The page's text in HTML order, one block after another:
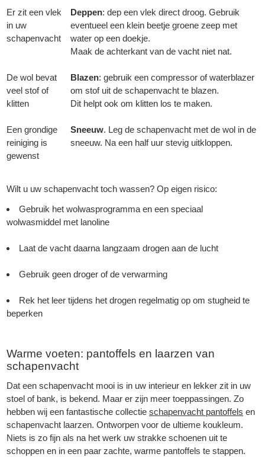
Er zit een vlek
in uw
schapenvacht
Deppen: dep een vlek direct droog. Gebruik
eventueel een klein beetje groene zeep met
water op een doekje.
Maak de achterkant van de vacht niet nat.
De wol bevat
veel stof of
klitten
Blazen: gebruik een compressor of waterblazer
om stof uit de schapenvacht te blazen.
Dit helpt ook om klitten los te maken.
Een grondige
reiniging is
gewenst
Sneeuw. Leg de schapenvacht met de wol in de
sneeuw. Na een half uur stevig uitkloppen.
Wilt u uw schapenvacht toch wassen? Op eigen risico:
Gebruik het wolwasprogramma en een speciaal
wolwasmiddel met lanoline
Laat de vacht daarna langzaam drogen aan de lucht
Gebruik geen droger of de verwarming
Rek het leer tijdens het drogen regelmatig op om stugheid te
beperken
Warme voeten: pantoffels en laarzen van
schapenvacht
Dat een schapenvacht mooi is in uw interieur en lekker zit in uw
stoel of bank, is bekend. Maar er zijn meer toeppassingen. Zo
hebben wij een fantastische collectie schapenvacht pantoffels en
schapenvacht laarzen. Ontworpen voor de ultieme koukleum.
Niets is zo fijn als na het werk uw strakke schoenen uit te
schoppen en in een paar zachte, warme pantoffels te stappen.